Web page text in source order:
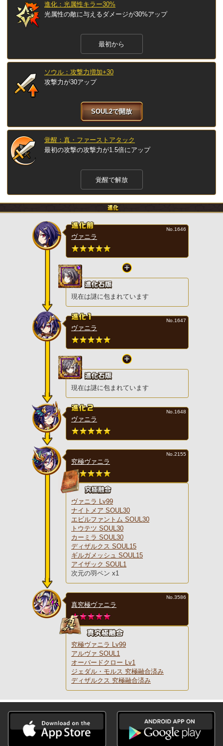
進化：光属性キラー30%
光属性の敵に与えるダメージが30%アップ
最初から
ソウル：攻撃力増加+30
攻撃力が30アップ
SOUL2で開放
覚醒：真・ファーストアタック
最初の攻撃の攻撃力が1.5倍にアップ
覚醒で解放
ヴァニラ
No.1646
現在は謎に包まれています
ヴァニラ
No.1647
現在は謎に包まれています
ヴァニラ
No.1648
究極ヴァニラ
No.2155
ヴァニラ Lv99
ナイトメア SOUL30
エビルファントム SOUL30
トウテツ SOUL30
カーミラ SOUL30
ディザルクス SOUL15
ギルガメッシュ SOUL15
アイザック SOUL1
次元の羽ペン x1
真究極ヴァニラ
No.3586
究極ヴァニラ Lv99
アルヴァ SOUL1
オーバードクロー Lv1
ジェダル・モルス 究極融合済み
ディザルクス 究極融合済み